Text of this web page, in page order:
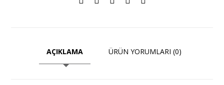
AÇIKLAMA ÜRÜN YORUMLARI (0)